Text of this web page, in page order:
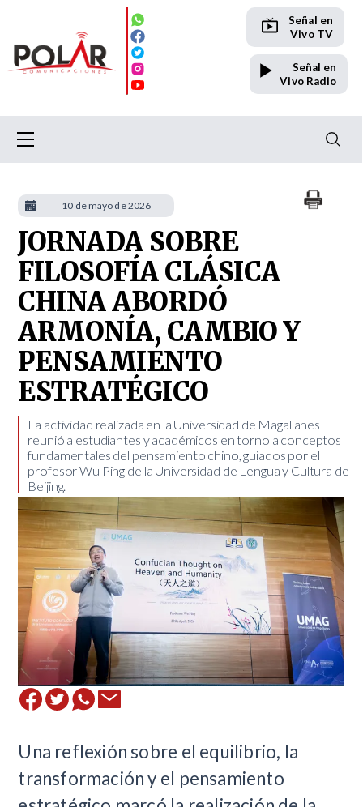
Señal en
Vivo TV
Señal en
Vivo Radio
JORNADA SOBRE
FILOSOFÍA CLÁSICA
CHINA ABORDÓ
ARMONÍA, CAMBIO Y
PENSAMIENTO
ESTRATÉGICO
​La actividad realizada en la Universidad de Magallanes
reunió a estudiantes y académicos en torno a conceptos
fundamentales del pensamiento chino, guiados por el
profesor Wu Ping de la Universidad de Lengua y Cultura de
Beijing.
Una reflexión sobre el equilibrio, la
transformación y el pensamiento
10 de mayo de 2026